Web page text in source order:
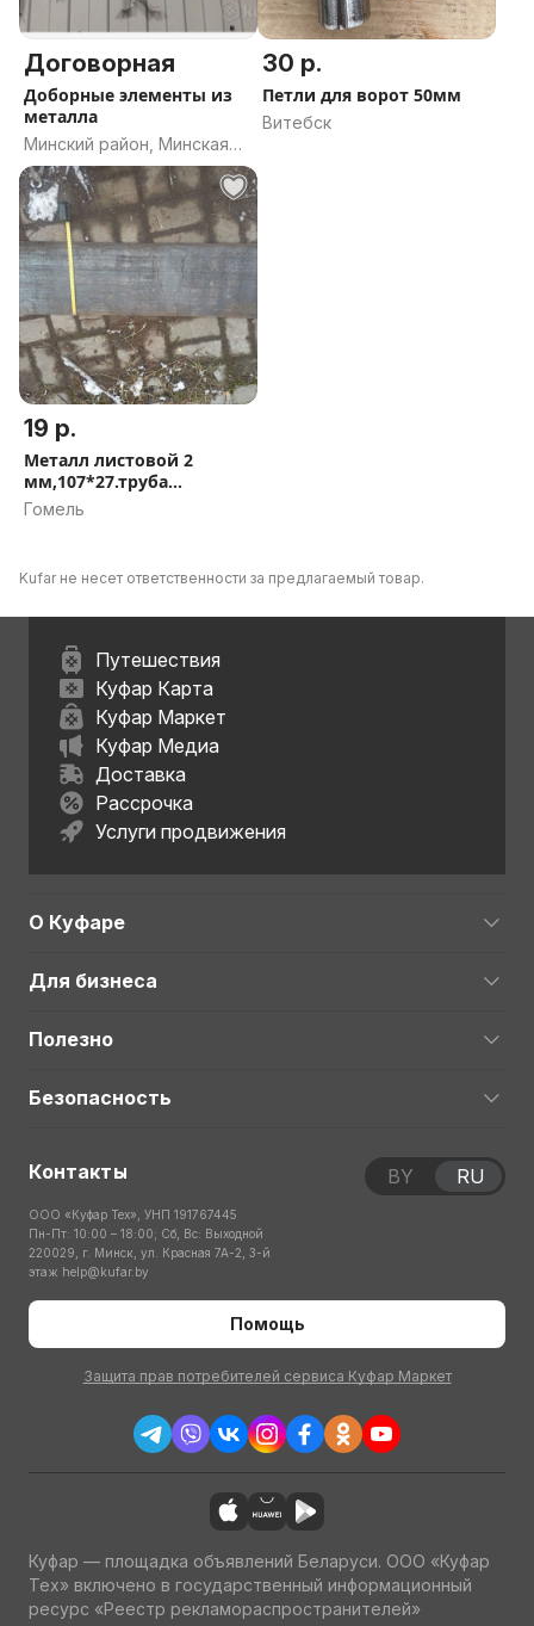
Договорная
Доборные элементы из
металла
Минский район, Минская
область
30 р.
Петли для ворот 50мм
Витебск
19 р.
Металл листовой 2
мм,107*27.труба
60*60*3,труба80*
Гомель
Kufar не несет ответственности за предлагаемый товар.
Путешествия
Куфар Карта
Куфар Маркет
Куфар Медиа
Доставка
Рассрочка
Услуги продвижения
О Куфаре
Для бизнеса
Полезно
Безопасность
Контакты
ООО «Куфар Тех», УНП 191767445
Пн-Пт: 10:00 – 18:00; Сб, Вс: Выходной
220029, г. Минск, ул. Красная 7А-2, 3-й
этаж help@kufar.by
Помощь
Защита прав потребителей сервиса Куфар Маркет
BY RU
Куфар — площадка объявлений Беларуси. ООО «Куфар
Тех» включено в государственный информационный
ресурс «Реестр рекламораспространителей»